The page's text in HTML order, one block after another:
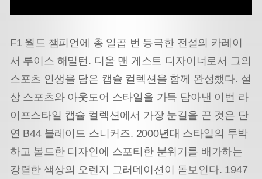
F1 월드 챔피언에 총 일곱 번 등극한 전설의 카레이
서 루이스 해밀턴. 디올 맨 게스트 디자이너로서 그의
스포츠 인생을 담은 캡슐 컬렉션을 함께 완성했다. 설
상 스포츠와 아웃도어 스타일을 가득 담아낸 이번 라
이프스타일 캡슐 컬렉션에서 가장 눈길을 끈 것은 단
연 B44 블레이드 스니커즈. 2000년대 스타일의 투박
하고 볼드한 디자인에 스포티한 분위기를 배가하는
강렬한 색상의 오렌지 그러데이션이 돋보인다. 1947